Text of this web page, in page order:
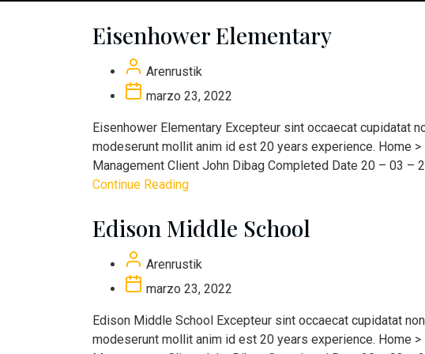
Eisenhower Elementary
Arenrustik
marzo 23, 2022
Eisenhower Elementary Excepteur sint occaecat cupidatat
modeserunt mollit anim id est 20 years experience. Home
Management Client John Dibag Completed Date 20 – 03 –
Continue Reading
Edison Middle School
Arenrustik
marzo 23, 2022
Edison Middle School Excepteur sint occaecat cupidatat
modeserunt mollit anim id est 20 years experience. Home